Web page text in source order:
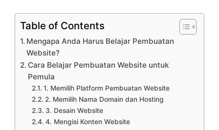
Table of Contents
Mengapa Anda Harus Belajar Pembuatan
Website?
Cara Belajar Pembuatan Website untuk
Pemula
1. Memilih Platform Pembuatan Website
2. Memilih Nama Domain dan Hosting
3. Desain Website
4. Mengisi Konten Website